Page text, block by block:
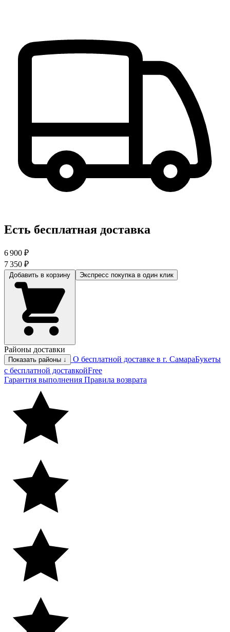
Есть бесплатная доставка
6 900 ₽
7 350 ₽
Экспресс покупка в один клик
Районы доставки
Показать районы ↓ О бесплатной доставке в г. СамараБукеты
с бесплатной доставкойFree
Гарантия выполнения Правила возврата